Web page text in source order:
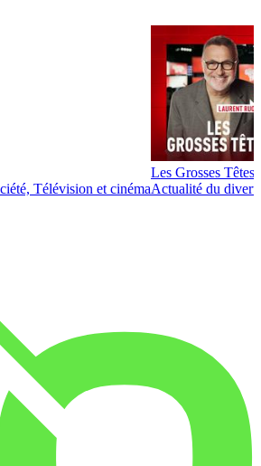
Télévision et cinéma
Les Grosses Têtes
Actualité du